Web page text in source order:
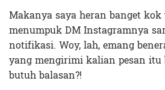
Makanya saya heran banget
menumpuk DM Instagramnya
notifikasi. Woy, lah, emang
yang mengirimi kalian pesan itu
butuh balasan?!